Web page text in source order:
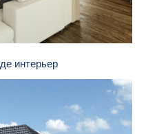
интерьер